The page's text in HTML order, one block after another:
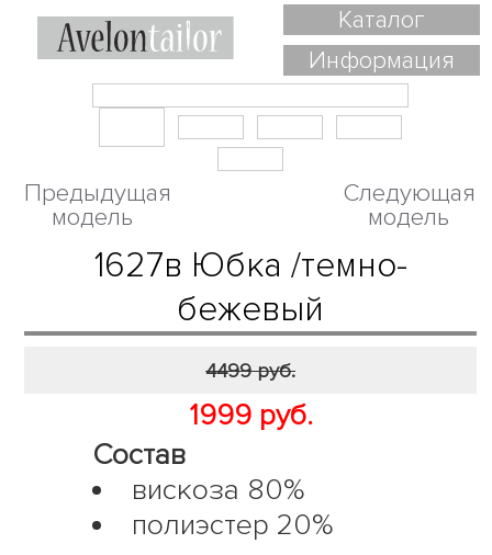
Каталог
Информация
Предыдущая
модель
Следующая
модель
1627в Юбка /темно-
бежевый
4499 руб.
1999 руб.
Состав
вискоза 80%
полиэстер 20%